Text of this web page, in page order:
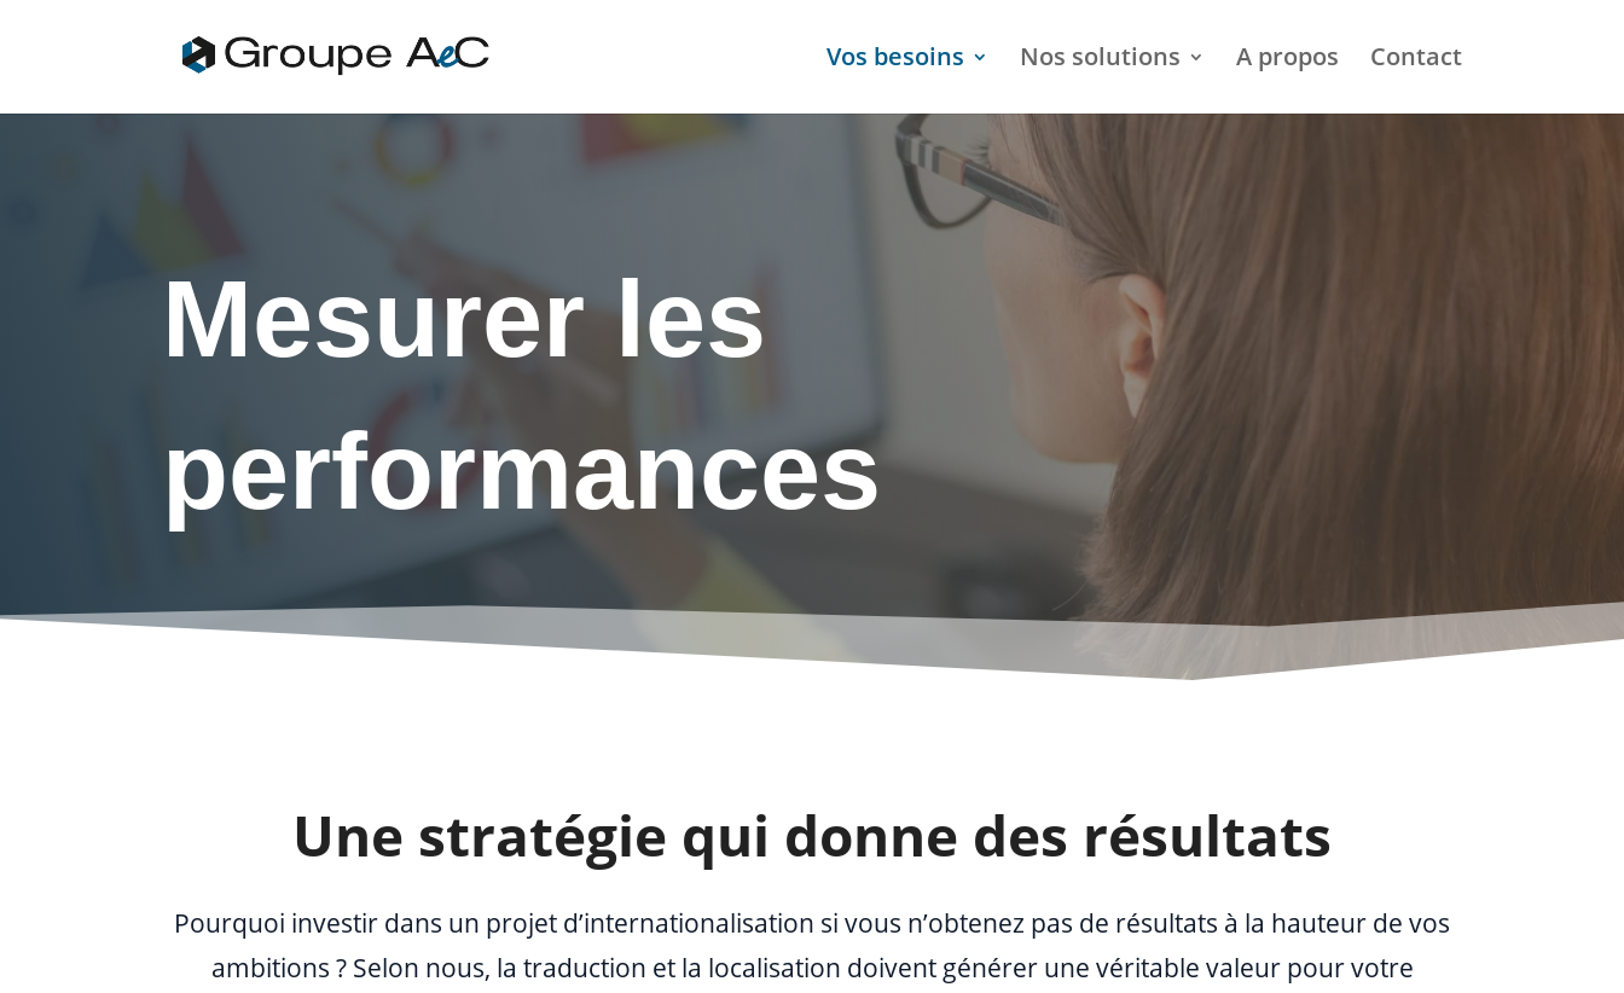
Vos besoins Nos solutions A propos Contact
Mesurer les
performances
Une stratégie qui donne des résultats
Pourquoi investir dans un projet d’internationalisation si vous n’obtenez pas de résultats à la hauteur de vos
ambitions ? Selon nous, la traduction et la localisation doivent générer une véritable valeur pour votre